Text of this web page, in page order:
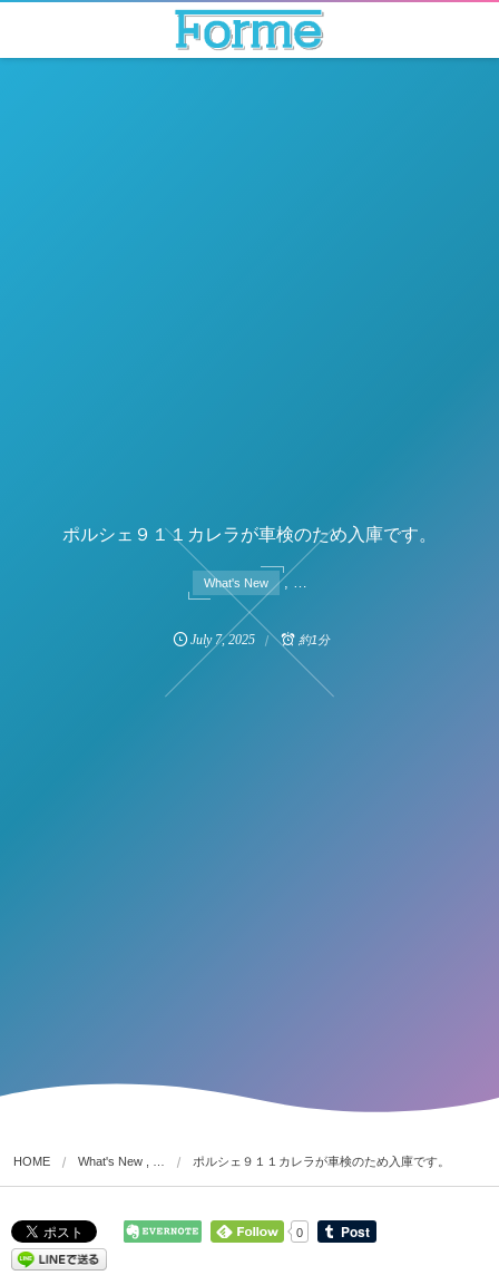
ポルシェ９１１カレラが車検のため入庫です。
What's New , …
July 7,2025 約1分
HOME What's New , … ポルシェ９１１カレラが車検のため入庫です。
0